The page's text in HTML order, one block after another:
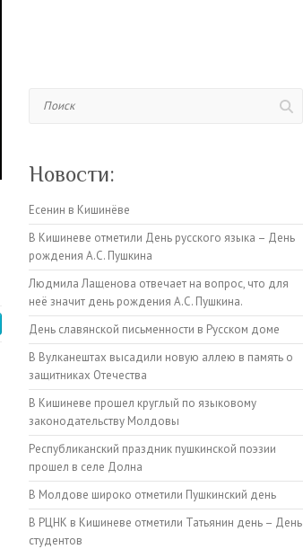
Новости:
Есенин в Кишинёве
В Кишиневе отметили День русского языка – День
рождения А.С. Пушкина
Людмила Лащенова отвечает на вопрос, что для
неё значит день рождения А.С. Пушкина.
День славянской письменности в Русском доме
В Вулканештах высадили новую аллею в память о
защитниках Отечества
В Кишиневе прошел круглый по языковому
законодательству Молдовы
Республиканский праздник пушкинской поэзии
прошел в селе Долна
В Молдове широко отметили Пушкинский день
В РЦНК в Кишиневе отметили Татьянин день – День
студентов